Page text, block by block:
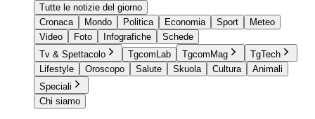
Tutte le notizie del giorno
Cronaca
Mondo Politica Economia Sport
Meteo
Video
Foto Infografiche
Schede
Tv & Spettacolo
TgcomLab TgcomMag
TgTech
Lifestyle
Oroscopo Salute Skuola Cultura
Animali
Speciali
Chi siamo